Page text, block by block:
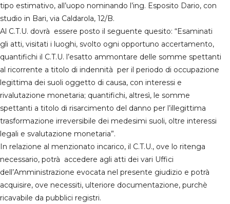
tipo estimativo, all’uopo nominando l’ing. Esposito Dario, con
studio in Bari, via Caldarola, 12/B.
Al C.T.U. dovrà essere posto il seguente quesito: “Esaminati
gli atti, visitati i luoghi, svolto ogni opportuno accertamento,
quantifichi il C.T.U. l’esatto ammontare delle somme spettanti
al ricorrente a titolo di indennità per il periodo di occupazione
legittima dei suoli oggetto di causa, con interessi e
rivalutazione monetaria; quantifichi, altresì, le somme
spettanti a titolo di risarcimento del danno per l’illegittima
trasformazione irreversibile dei medesimi suoli, oltre interessi
legali e svalutazione monetaria”.
In relazione al menzionato incarico, il C.T.U., ove lo ritenga
necessario, potrà accedere agli atti dei vari Uffici
dell’Amministrazione evocata nel presente giudizio e potrà
acquisire, ove necessiti, ulteriore documentazione, purchè
ricavabile da pubblici registri.